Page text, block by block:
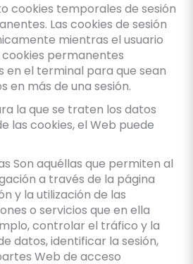
cookies temporales de sesión
Las cookies de sesión
mientras el usuario
permanentes
en el terminal para que sean
en más de una sesión.
la que se traten los datos
las cookies, el Web puede
Son aquéllas que permiten al
a través de la página
y la utilización de las
o servicios que en ella
controlar el tráfico y la
datos, identificar la sesión,
Web de acceso